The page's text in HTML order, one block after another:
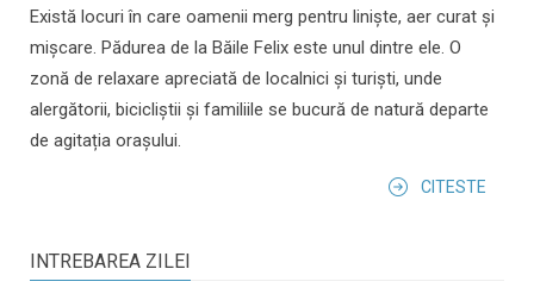
Există locuri în care oamenii merg pentru liniște, aer curat și
mișcare. Pădurea de la Băile Felix este unul dintre ele. O
zonă de relaxare apreciată de localnici și turiști, unde
alergătorii, bicicliștii și familiile se bucură de natură departe
de agitația orașului.
CITESTE
INTREBAREA ZILEI